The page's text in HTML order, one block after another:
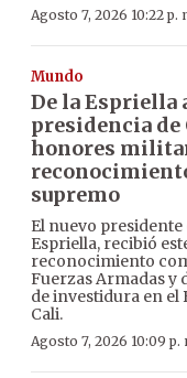
Agosto 7, 2026 10:22 p.
Mundo
De la Espriella
presidencia de
honores
supremo
El nuevo presidente
Espriella, recibió
reconocimiento
Fuerzas Armadas y
de investidura en el
Cali.
Agosto 7, 2026 10:09 p.